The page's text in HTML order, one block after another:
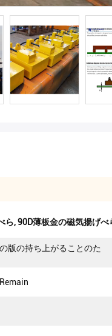
ら,90D薄板金の磁気揚げべ
版の持ち上がることのた